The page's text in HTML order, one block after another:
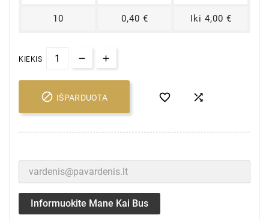
10 0,40 € Iki 4,00 €
KIEKIS
 IŠPARDUOTA  
Informuokite Mane Kai Bus